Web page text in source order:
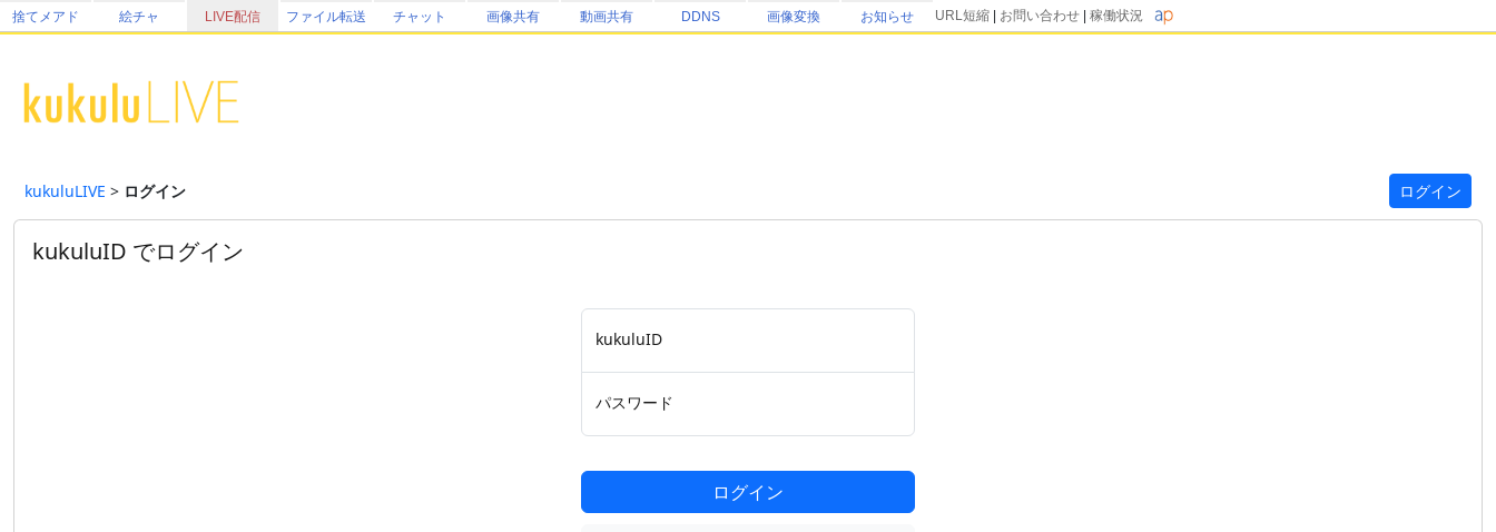
捨てメアド 絵チャ LIVE配信 ファイル転送 チャット 画像共有 動画共有 DDNS 画像変換 お知らせ URL短縮 お問い合わせ 稼働状況
kukuluLIVE > ログイン ログイン
kukuluID でログイン
kukuluID
パスワード
ログイン